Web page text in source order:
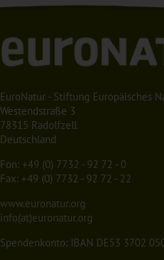
EuroNatur - Stiftung Europäisches
Westendstraße 3
78315 Radolfzell
Deutschland
Fon: +49 (0) 7732 - 92 72 - 0
Fax: +49 (0) 7732 - 92 72 - 22
www.euronatur.org
info(at)euronatur.org
Spendenkonto: IBAN DE53 3702